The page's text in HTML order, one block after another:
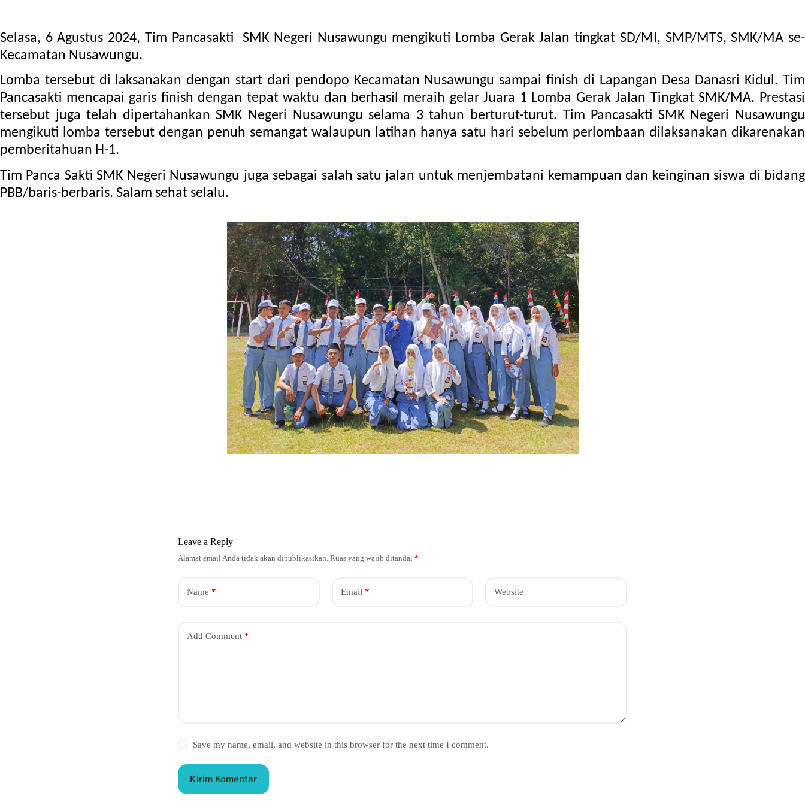
Selasa, 6 Agustus 2024, Tim Pancasakti  SMK Negeri Nusawungu mengikuti Lomba Gerak Jalan tingkat SD/MI, SMP/MTS, SMK/MA se-
Kecamatan Nusawungu.
Lomba tersebut di laksanakan dengan start dari pendopo Kecamatan Nusawungu sampai finish di Lapangan Desa Danasri Kidul. Tim
Pancasakti mencapai garis finish dengan tepat waktu dan berhasil meraih gelar Juara 1 Lomba Gerak Jalan Tingkat SMK/MA. Prestasi
tersebut juga telah dipertahankan SMK Negeri Nusawungu selama 3 tahun berturut-turut. Tim Pancasakti SMK Negeri Nusawungu
mengikuti lomba tersebut dengan penuh semangat
pemberitahuan H-1.
Tim Panca Sakti SMK Negeri Nusawungu juga sebagai salah satu jalan untuk menjembatani kemampuan dan keinginan siswa di bidang
PBB/baris-berbaris. Salam sehat selalu.
Leave a Reply
Alamat email Anda tidak akan dipublikasikan. Ruas yang wajib ditandai *
Name * Email* Website
Add Comment *
Save my name, email, and website in this browser for the next time I comment.
Kirim Komentar